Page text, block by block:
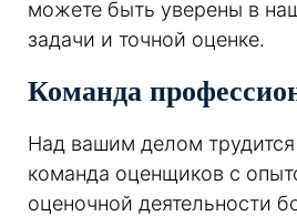
можете быть уверены в
задачи и точной оценке.
Команда
Над вашим делом
команда оценщиков с
оценочной деятельности